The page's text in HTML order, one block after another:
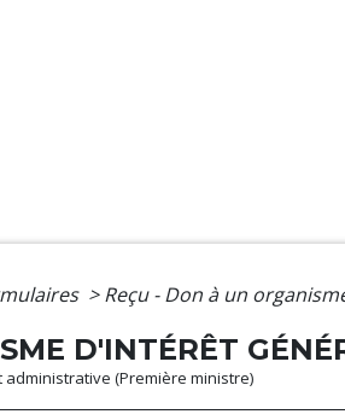
> Reçu - Don à un
D'INTÉRÊT
administrative (Première ministre)